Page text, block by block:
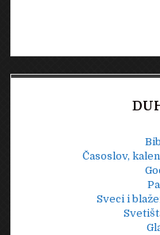
Časoslov,
Sveci i